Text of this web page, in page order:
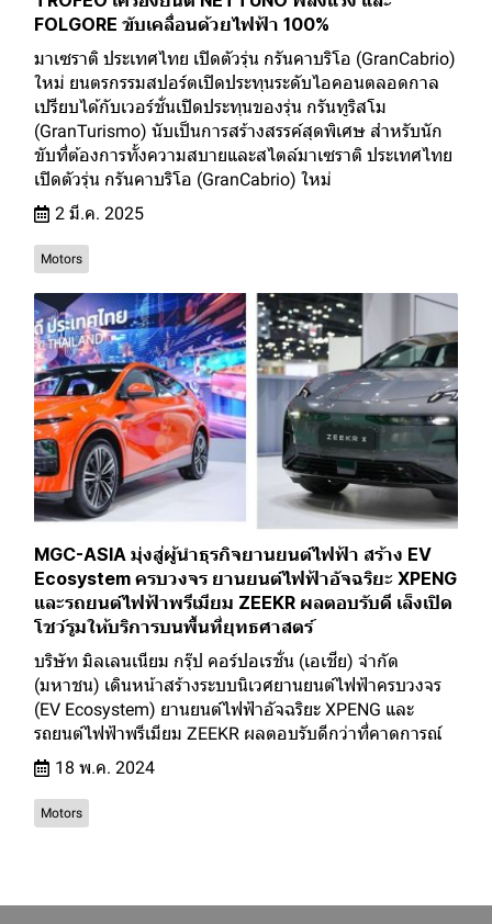
FOLGORE ขับเคลื่อนด้วยไฟฟ้า 100%
มาเซราติ ประเทศไทย เปิดตัวรุ่น กรันคาบริโอ (GranCabrio)
ใหม่ ยนตรกรรมสปอร์ตเปิดประทุนระดับไอคอนตลอดกาล
เปรียบได้กับเวอร์ชั่นเปิดประทุนของรุ่น กรันทูริสโม
(GranTurismo) นับเป็นการสร้างสรรค์สุดพิเศษ สำหรับนัก
ขับที่ต้องการทั้งความสบายและสไตล์มาเซราติ ประเทศไทย
เปิดตัวรุ่น กรันคาบริโอ (GranCabrio) ใหม่
2 มี.ค. 2025
Motors
MGC-ASIA มุ่งสู่ผู้นำธุรกิจยานยนต์ไฟฟ้า สร้าง EV
Ecosystem ครบวงจร ยานยนต์ไฟฟ้าอัจฉริยะ XPENG
และรถยนต์ไฟฟ้าพรีเมียม ZEEKR ผลตอบรับดี เล็งเปิด
โชว์รูมให้บริการบนพื้นที่ยุทธศาสตร์
บริษัท มิลเลนเนียม กรุ๊ป คอร์ปอเรชั่น (เอเชีย) จำกัด
(มหาชน) เดินหน้าสร้างระบบนิเวศยานยนต์ไฟฟ้าครบวงจร
(EV Ecosystem) ยานยนต์ไฟฟ้าอัจฉริยะ XPENG และ
รถยนต์ไฟฟ้าพรีเมียม ZEEKR ผลตอบรับดีกว่าที่คาดการณ์
18 พ.ค. 2024
Motors